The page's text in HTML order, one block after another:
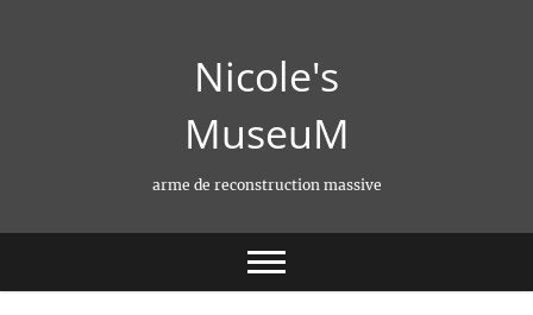
Nicole's
MuseuM
arme de reconstruction massive